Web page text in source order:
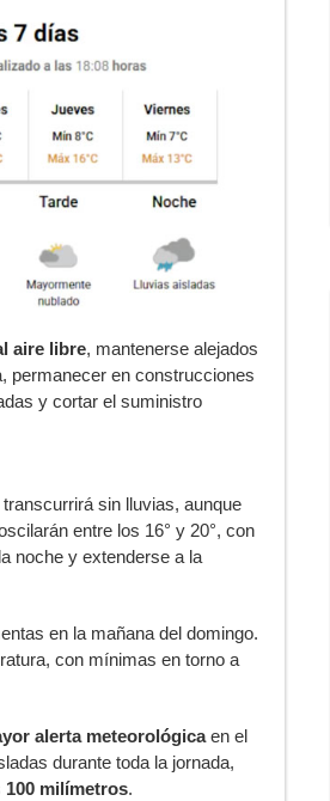
aire libre, mantenerse alejados
permanecer en construcciones
y cortar el suministro
sin lluvias, aunque
entre los 16° y 20°, con
noche y extenderse a la
en la mañana del domingo.
con mínimas en torno a
alerta meteorológicaen el
durante toda la jornada,
100 milímetros.